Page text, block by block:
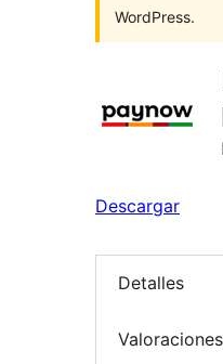
WordPress.
Descargar
Detalles
Valoraciones